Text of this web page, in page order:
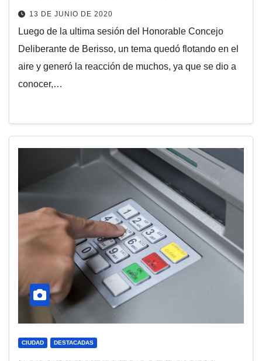
13 DE JUNIO DE 2020
Luego de la ultima sesión del Honorable Concejo
Deliberante de Berisso, un tema quedó flotando en el
aire y generó la reacción de muchos, ya que se dio a
conocer,…
CIUDAD DESTACADAS